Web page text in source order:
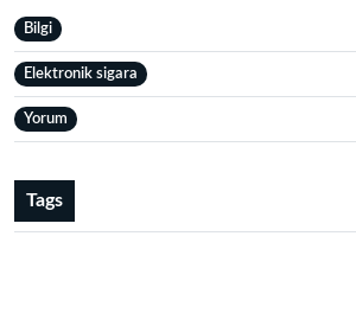
Bilgi
Elektronik sigara
Yorum
Tags